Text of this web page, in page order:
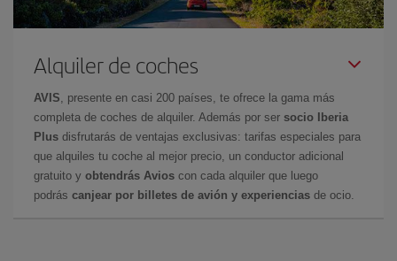
Alquiler de coches
AVIS , presente en casi 200 países, te ofrece la gama más
completa de coches de alquiler. Además por ser socio Iberia
Plus disfrutarás de ventajas exclusivas: tarifas especiales para
que alquiles tu coche al mejor precio, un conductor adicional
gratuito y obtendrás Avios con cada alquiler que luego
podrás canjear por billetes de avión y experiencias de ocio.